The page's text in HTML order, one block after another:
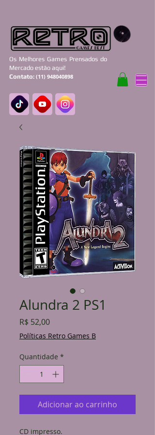
Os Melhores Games Prensados do
Mercado estão aqui!
Contato: (11) 948040898
Alundra 2 PS1
R$ 52,00Preço
Políticas Retro Games B
Quantidade *
Adicionar ao carrinho
CD impresso.